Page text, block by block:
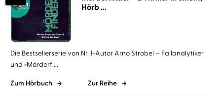
Hörb ...
Die Bestsellerserie von Nr. 1-Autor Arno Strobel – Fallanalytiker
und »Mörderf ...
Zum Hörbuch Zur Reihe